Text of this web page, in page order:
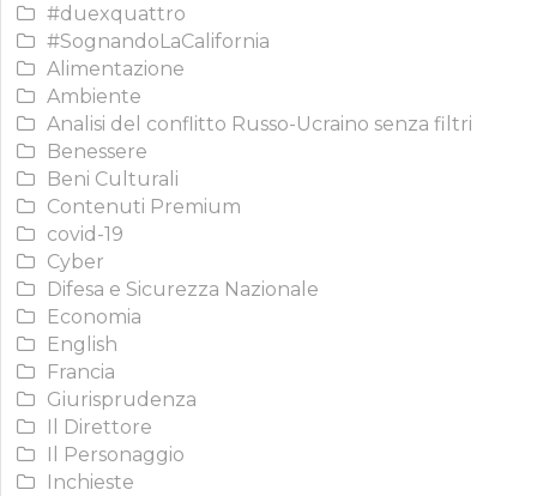
#duexquattro
#SognandoLaCalifornia
Alimentazione
Ambiente
Analisi del conflitto Russo-Ucraino senza filtri
Benessere
Beni Culturali
Contenuti Premium
covid-19
Cyber
Difesa e Sicurezza Nazionale
Economia
English
Francia
Giurisprudenza
Il Direttore
Il Personaggio
Inchieste